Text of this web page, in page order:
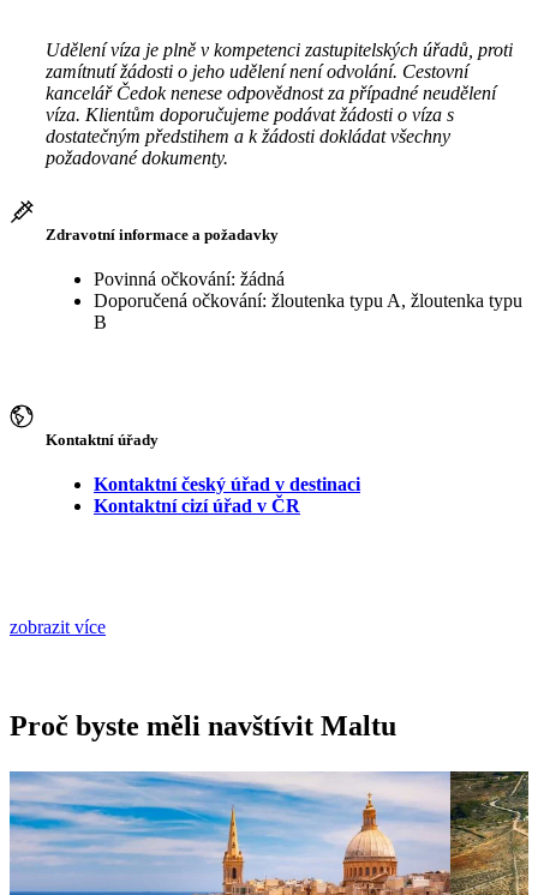
Udělení víza je plně v kompetenci zastupitelských úřadů, proti
zamítnutí žádosti o jeho udělení není odvolání. Cestovní
kancelář Čedok nenese odpovědnost za případné neudělení
víza. Klientům doporučujeme podávat žádosti o víza s
dostatečným předstihem a k žádosti dokládat všechny
požadované dokumenty.
Zdravotní informace a požadavky
Povinná očkování: žádná
Doporučená očkování: žloutenka typu A, žloutenka typu
B
Kontaktní úřady
Kontaktní český úřad v destinaci
Kontaktní cizí úřad v ČR
zobrazit více
Proč byste měli navštívit Maltu